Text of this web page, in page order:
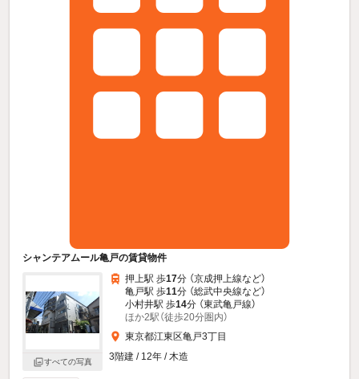
シャンテアムール亀戸の賃貸物件
すべての写真
押上駅 歩17分 （京成押上線など）
亀戸駅 歩11分 （総武中央線など）
小村井駅 歩14分 （東武亀戸線）
ほか2駅（徒歩20分圏内）
東京都江東区亀戸3丁目
3階建 / 12年 / 木造